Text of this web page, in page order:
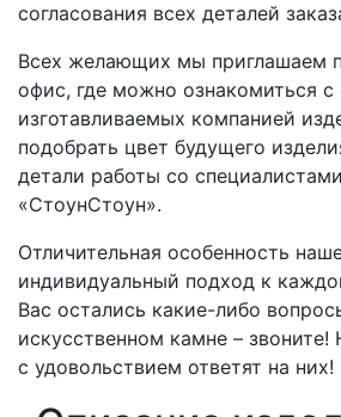
согласования всех деталей
Всех желающих мы приглашаем
офис, где можно ознакомиться с
изготавливаемых компанией
подобрать цвет будущего
детали работы со
«СтоунСтоун».
Отличительная особенность
индивидуальный подход к
Вас остались какие-либо
искусственном камне –
с удовольствием ответят на них!